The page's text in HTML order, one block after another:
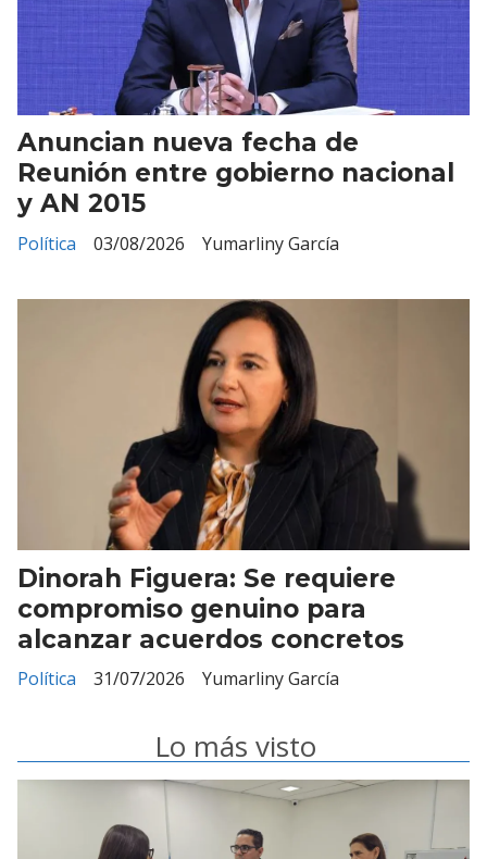
Anuncian nueva fecha de
Reunión entre gobierno nacional
y AN 2015
Yumarliny García
Política 03/08/2026
Dinorah Figuera: Se requiere
compromiso genuino para
alcanzar acuerdos concretos
Yumarliny García
Política 31/07/2026
Lo más visto